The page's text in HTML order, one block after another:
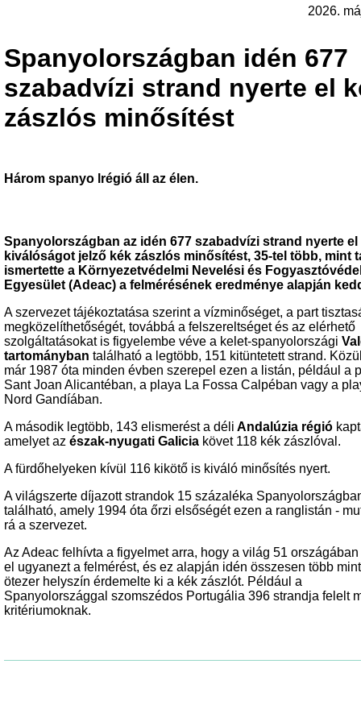
2026.
Spanyolországban idén 677
szabadvízi strand nyerte el
zászlós minősítést
Három spanyo lrégió áll az élen.
Spanyolországban az idén 677 szabadvízi strand nyerte el
kiválóságot jelző kék zászlós minősítést, 35-tel több, mint
ismertette a Környezetvédelmi Nevelési és
Egyesület (Adeac) a felmérésének eredménye alapján
A szervezet tájékoztatása szerint a vízminőséget, a part
megközelíthetőségét, továbbá a felszereltséget és az elérhető
szolgáltatásokat is figyelembe véve a kelet-spanyolországi
tartományban található a legtöbb, 151 kitüntetett strand.
már 1987 óta minden évben szerepel ezen a listán, például a
Sant Joan Alicantéban, a playa La Fossa Calpéban vagy a
Nord Gandíában.
A második legtöbb, 143 elismerést a déli Andalúzia régió
amelyet az észak-nyugati Galicia követ 118 kék zászlóval.
A fürdőhelyeken kívül 116 kikötő is kiváló minősítés nyert.
A világszerte díjazott strandok 15 százaléka
található, amely 1994 óta őrzi elsőségét ezen a ranglistán -
rá a szervezet.
Az Adeac felhívta a figyelmet arra, hogy a világ 51
el ugyanezt a felmérést, és ez alapján idén összesen több mint
ötezer helyszín érdemelte ki a kék zászlót. Például a
Spanyolországgal szomszédos Portugália 396 strandja felelt
kritériumoknak.